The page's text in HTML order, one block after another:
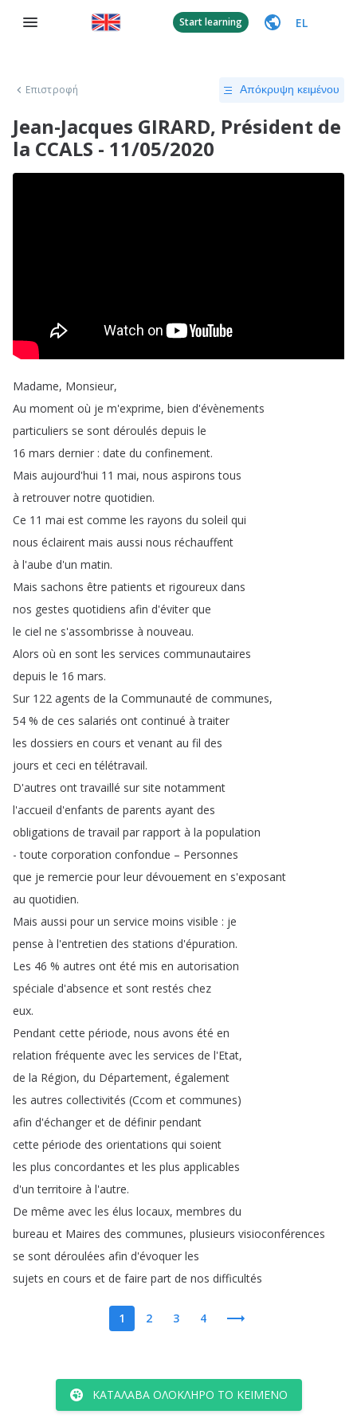
Start learning EL
Επιστροφή Απόκρυψη κειμένου
Jean-Jacques GIRARD, Président de
la CCALS - 11/05/2020
Madame, Monsieur,
Au moment où je m'exprime, bien d'évènements
particuliers se sont déroulés depuis le
16 mars dernier : date du confinement.
Mais aujourd'hui 11 mai, nous aspirons tous
à retrouver notre quotidien.
Ce 11 mai est comme les rayons du soleil qui
nous éclairent mais aussi nous réchauffent
à l'aube d'un matin.
Mais sachons être patients et rigoureux dans
nos gestes quotidiens afin d'éviter que
le ciel ne s'assombrisse à nouveau.
Alors où en sont les services communautaires
depuis le 16 mars.
Sur 122 agents de la Communauté de communes,
54 % de ces salariés ont continué à traiter
les dossiers en cours et venant au fil des
jours et ceci en télétravail.
D'autres ont travaillé sur site notamment
l'accueil d'enfants de parents ayant des
obligations de travail par rapport à la population
-toute corporation confondue – Personnes
que je remercie pour leur dévouement en s'exposant
au quotidien.
Mais aussi pour un service moins visible : je
pense à l'entretien des stations d'épuration.
Les 46 % autres ont été mis en autorisation
spéciale d'absence et sont restés chez
eux.
Pendant cette période, nous avons été en
relation fréquente avec les services de l'Etat,
de la Région, du Département, également
les autres collectivités (Ccom et communes)
afin d'échanger et de définir pendant
cette période des orientations qui soient
les plus concordantes et les plus applicables
d'un territoire à l'autre.
De même avec les élus locaux, membres du
bureau et Maires des communes, plusieurs visioconférences
se sont déroulées afin d'évoquer les
sujets en cours et de faire part de nos difficultés
1 2 3 4
ΚΑΤΆΛΑΒΑ ΟΛΌΚΛΗΡΟ ΤΟ ΚΕΊΜΕΝΟ